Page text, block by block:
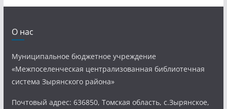
О нас
Муниципальное бюджетное учреждение
«Межпоселенческая централизованная библиотечная
система Зырянского района»
Почтовый адрес: 636850, Томская область, с.Зырянское,